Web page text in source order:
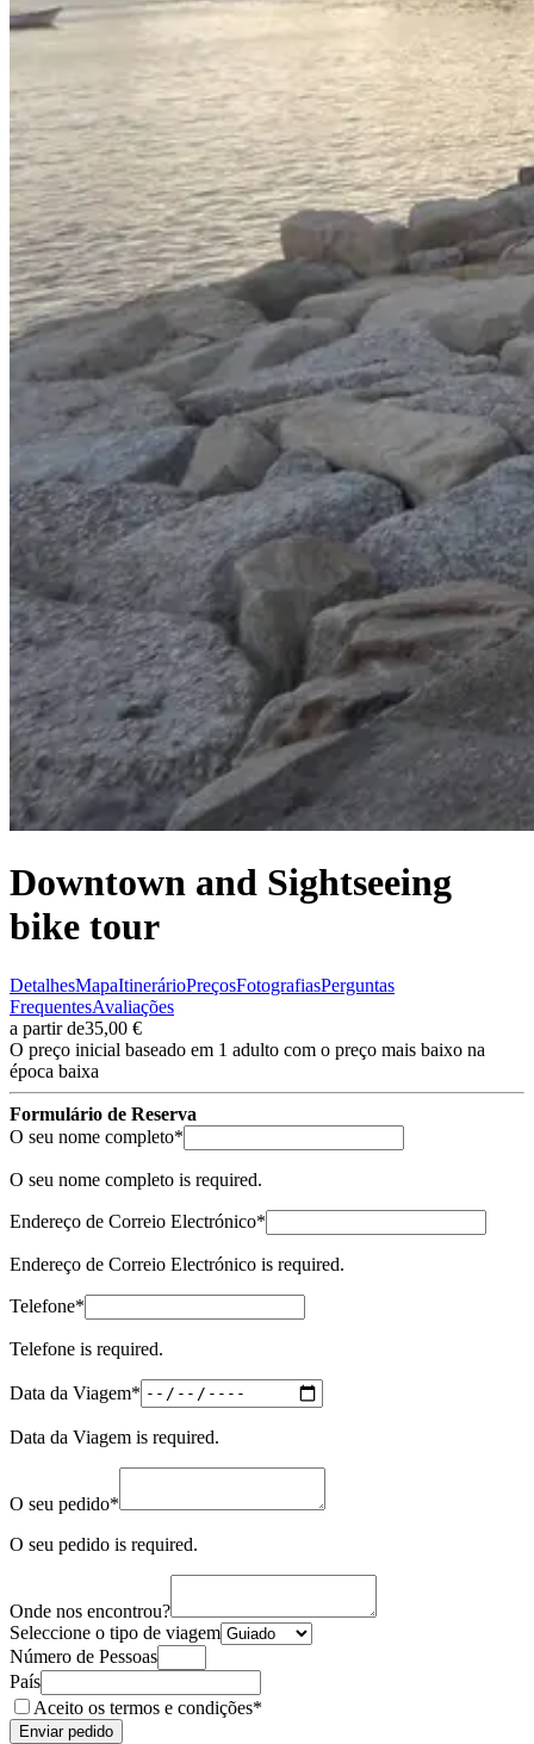
Caminho Francês de Santiago de Compostela
8 Dias 4/5
Santiago de Compostela de Bicicleta - Top Bike Tours
8 Dias|4/5
Downtown and Sightseeing
bike tour
DetalhesMapaItinerárioPreçosFotografiasPerguntas
FrequentesAvaliações
a partir de35,00 €
O preço inicial baseado em 1 adulto com o preço mais baixo na
época baixa
Formulário de Reserva
O seu nome completo*
O seu nome completo is required.
Endereço de Correio Electrónico*
Endereço de Correio Electrónico is required.
Telefone*
Telefone is required.
Data da Viagem* (required)
Data da Viagem is required.
O seu pedido*
O seu pedido is required.
Onde nos encontrou?
Seleccione o tipo de viagem
Número de Pessoas
País
Aceito os termos e condições*
Enviar pedido